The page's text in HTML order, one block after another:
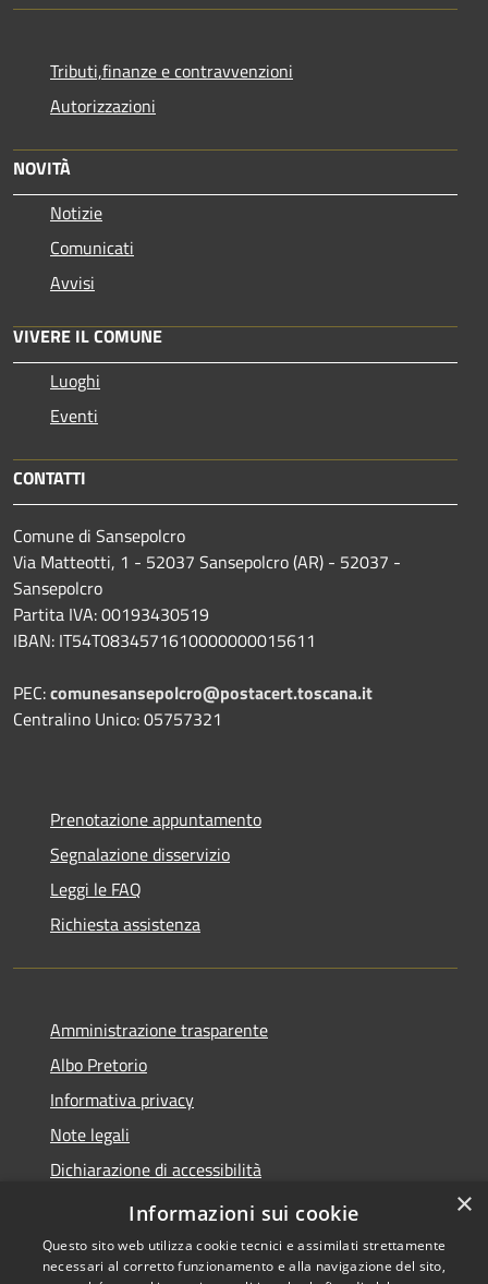
Tributi,finanze e contravvenzioni
Autorizzazioni
NOVITÀ
Notizie
Comunicati
Avvisi
VIVERE IL COMUNE
Luoghi
Eventi
CONTATTI
Comune di Sansepolcro
Via Matteotti, 1 - 52037 Sansepolcro (AR) - 52037 -
Sansepolcro
Partita IVA: 00193430519
IBAN: IT54T0834571610000000015611
PEC:comunesansepolcro@postacert.toscana.it
Centralino Unico: 05757321
Prenotazione appuntamento
Segnalazione disservizio
Leggi le FAQ
Richiesta assistenza
Amministrazione trasparente
Albo Pretorio
Informativa privacy
Note legali
Dichiarazione di accessibilità
Piano di miglioramento dei servizi
×
Informazioni sui cookie
Questo sito web utilizza cookie tecnici e assimilati strettamente
necessari al corretto funzionamento e alla navigazione del sito,